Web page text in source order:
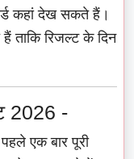
कहां देख सकते हैं।
ताकि रिजल्ट के दिन
2026 -
एक बार पूरी